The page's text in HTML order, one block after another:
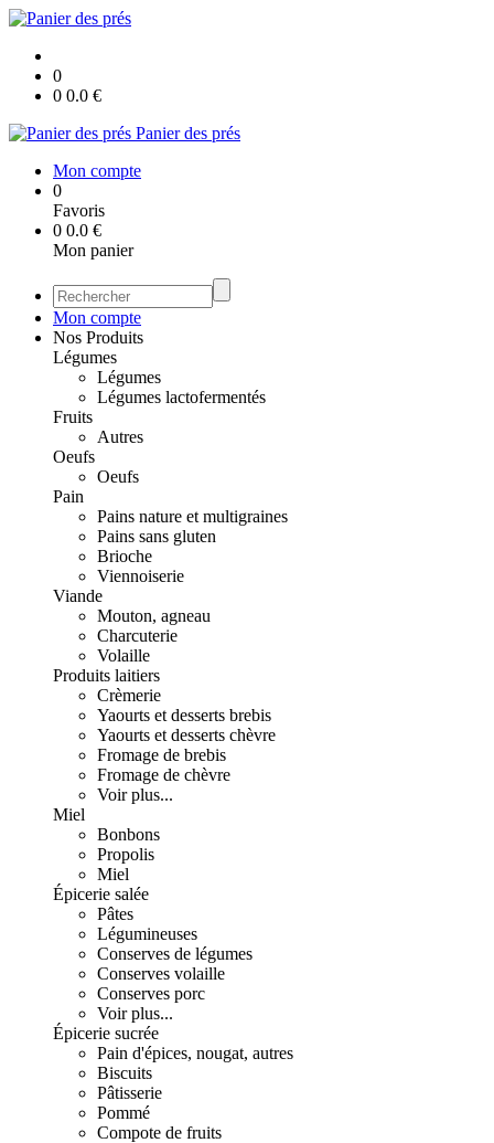
0
0 0.0 €
Panier des prés
Mon compte
0
Favoris
0 0.0 €
Mon panier
Mon compte
Nos Produits
Légumes
Légumes
Légumes lactofermentés
Fruits
Autres
Oeufs
Oeufs
Pain
Pains nature et multigraines
Pains sans gluten
Brioche
Viennoiserie
Viande
Mouton, agneau
Charcuterie
Volaille
Produits laitiers
Crèmerie
Yaourts et desserts brebis
Yaourts et desserts chèvre
Fromage de brebis
Fromage de chèvre
Voir plus...
Miel
Bonbons
Propolis
Miel
Épicerie salée
Pâtes
Légumineuses
Conserves de légumes
Conserves volaille
Conserves porc
Voir plus...
Épicerie sucrée
Pain d'épices, nougat, autres
Biscuits
Pâtisserie
Pommé
Compote de fruits